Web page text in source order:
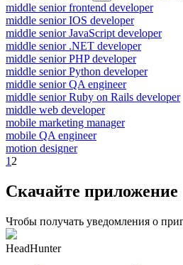
middle senior frontend developer
middle senior IOS developer
middle senior JavaScript developer
middle senior .NET developer
middle senior PHP developer
middle senior Python developer
middle senior QA engineer
middle senior Ruby on Rails developer
middle web developer
mobile marketing manager
mobile QA engineer
motion designer
1 2
Скачайте приложение
Чтобы получать уведомления о
HeadHunter